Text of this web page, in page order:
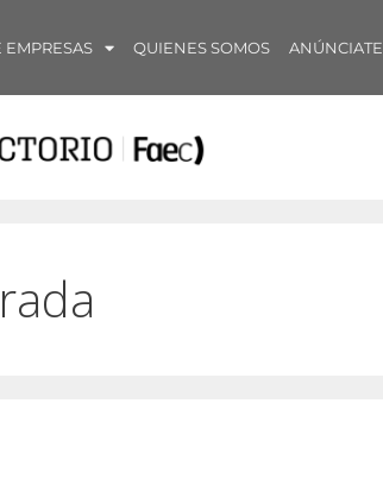
EMPRESAS QUIENES SOMOS ANÚNCIATE